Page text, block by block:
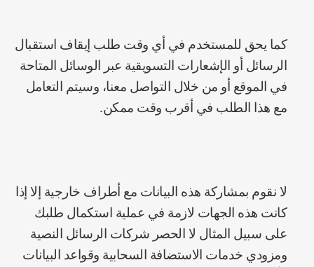
كما يحق للمستخدم في أي وقت طلب إيقاف استقبال
الرسائل أو الإشعارات التسويقية عبر الوسائل المتاحة
في الموقع أو من خلال التواصل معنا، وسيتم التعامل
مع هذا الطلب في أقرب وقت ممكن.
لا نقوم بمشاركة هذه البيانات مع أطراف خارجية إلا إذا
كانت هذه الجهات لازمة في عملية استكمال طلبك
على سبيل المثال لا الحصر شركات الرسائل النصية
ومزودي خدمات الاستضافة السحابية وقواعد البيانات